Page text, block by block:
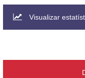
Visualizar